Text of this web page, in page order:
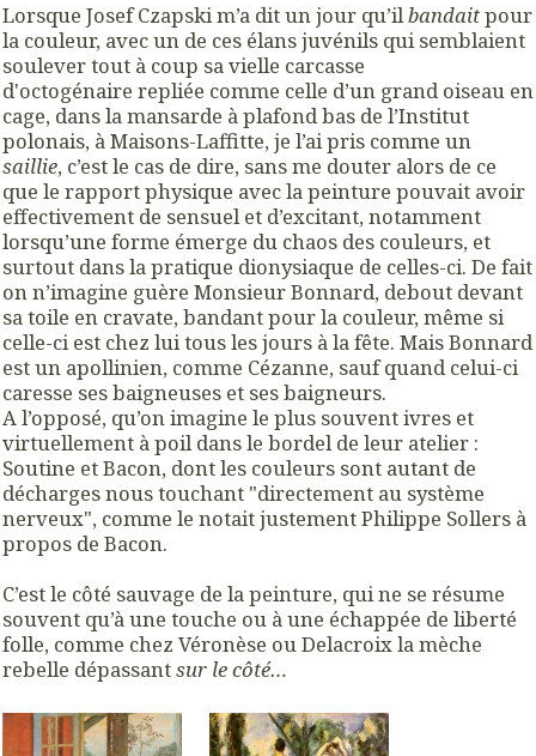
Lorsque Josef Czapski m’a dit un jour qu’ilbandaitpour
la couleur, avec un de ces élans juvénils qui semblaient
soulever tout à coup sa vielle carcasse
d'octogénaire repliée comme celle d’un grand oiseau en
cage, dans la mansarde à plafond bas de l’Institut
polonais, à Maisons-Laffitte, je l’ai pris comme un
saillie, c’est le cas de dire, sans me douter alors de ce
que le rapport physique avec la peinture pouvait avoir
effectivement de sensuel et d’excitant, notamment
lorsqu’une forme émerge du chaos des couleurs, et
surtout dans la pratique dionysiaque de celles-ci. De fait
on n’imagine guère Monsieur Bonnard, debout devant
sa toile en cravate, bandant pour la couleur, même si
celle-ci est chez lui tous les jours à la fête. Mais Bonnard
est un apollinien, comme Cézanne, sauf quand celui-ci
caresse ses baigneuses et ses baigneurs.
A l’opposé, qu’on imagine le plus souvent ivres et
virtuellement à poil dans le bordel de leur atelier :
Soutine et Bacon, dont les couleurs sont autant de
décharges nous touchant "directement au système
nerveux", comme le notait justement Philippe Sollers à
propos de Bacon.
C’est le côté sauvage de la peinture, qui ne se résume
souvent qu’à une touche ou à une échappée de liberté
folle, comme chez Véronèse ou Delacroix la mèche
rebelle dépassantsur le côté…